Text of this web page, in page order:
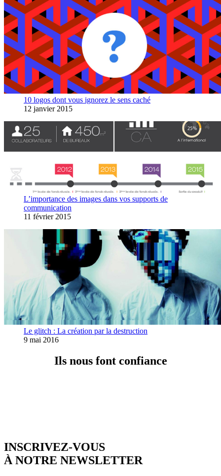
10 logos dont vous ignorez le sens caché
12 janvier 2015
L’importance des images dans vos supports de
communication
11 février 2015
Le glitch : La création par la destruction
9 mai 2016
Ils nous font confiance
INSCRIVEZ-VOUS
À NOTRE NEWSLETTER